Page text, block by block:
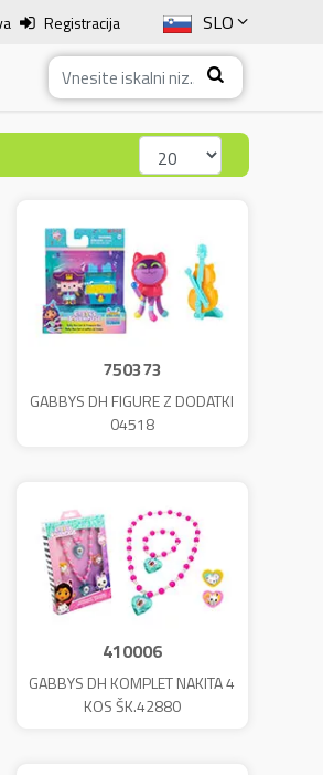
SLO
ENG
ITA
BOS
Registracija
750373
GABBYS DH FIGURE Z DODATKI
04518
410006
GABBYS DH KOMPLET NAKITA 4
KOS ŠK.42880